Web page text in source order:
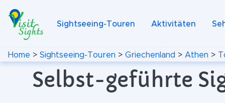
Sightseeing-Touren Aktivitäten
Home > Sightseeing-Touren > Griechenland > Athen >
Selbst-geführte